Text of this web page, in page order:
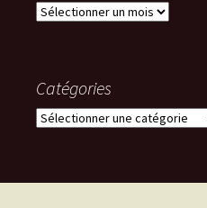
Archives
Catégories
Catégories